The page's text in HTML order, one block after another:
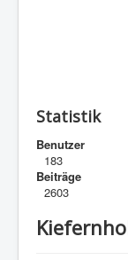
Statistik
Benutzer
183
Beiträge
2603